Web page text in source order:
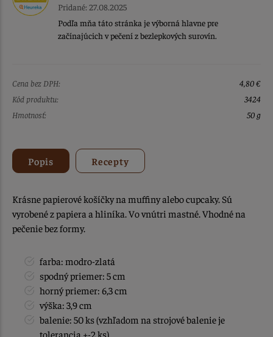
Pridané: 27.08.2025
Podľa mňa táto stránka je výborná hlavne pre
začínajúcich v pečení z bezlepkových surovín.
Cena bez DPH:
4,80 €
Kód produktu:
3424
Hmotnosť:
50 g
Popis Recepty
Krásne papierové košíčky na muffiny alebo cupcaky. Sú
vyrobené z papiera a hliníka. Vo vnútri mastné. Vhodné na
pečenie bez formy.
farba: modro-zlatá
spodný priemer: 5 cm
horný priemer: 6,3 cm
výška: 3,9 cm
balenie: 50 ks (vzhľadom na strojové balenie je
tolerancia +-2 ks).